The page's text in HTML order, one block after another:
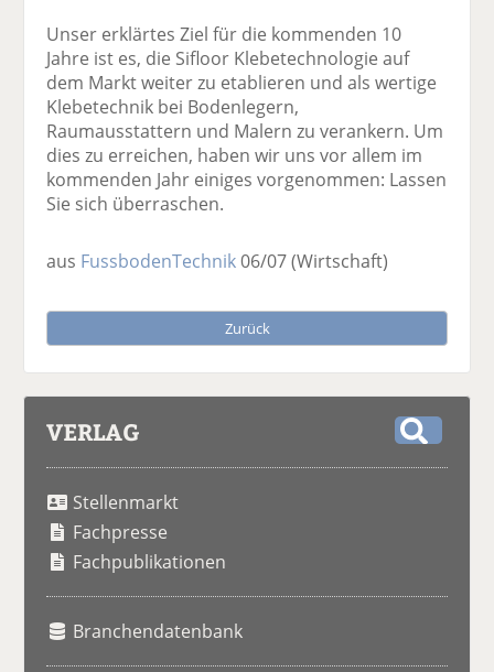
Unser erklärtes Ziel für die kommenden 10
Jahre ist es, die Sifloor Klebetechnologie auf
dem Markt weiter zu etablieren und als wertige
Klebetechnik bei Bodenlegern,
Raumausstattern und Malern zu verankern. Um
dies zu erreichen, haben wir uns vor allem im
kommenden Jahr einiges vorgenommen: Lassen
Sie sich überraschen.
aus FussbodenTechnik06/07(Wirtschaft)
Zurück
VERLAG
Stellenmarkt
Fachpresse
Fachpublikationen
Branchendatenbank